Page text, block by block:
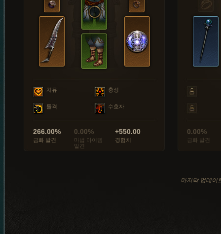
치유 충성
돌격 수호자
266.00%
금화 발견
0.00%
마법 아이템
발견
+550.00
경험치
0.00%
금화 발견
마지막 업데이